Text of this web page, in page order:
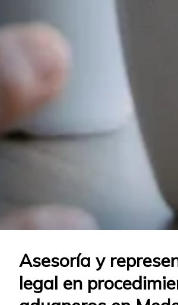
Asesoría y
legal en